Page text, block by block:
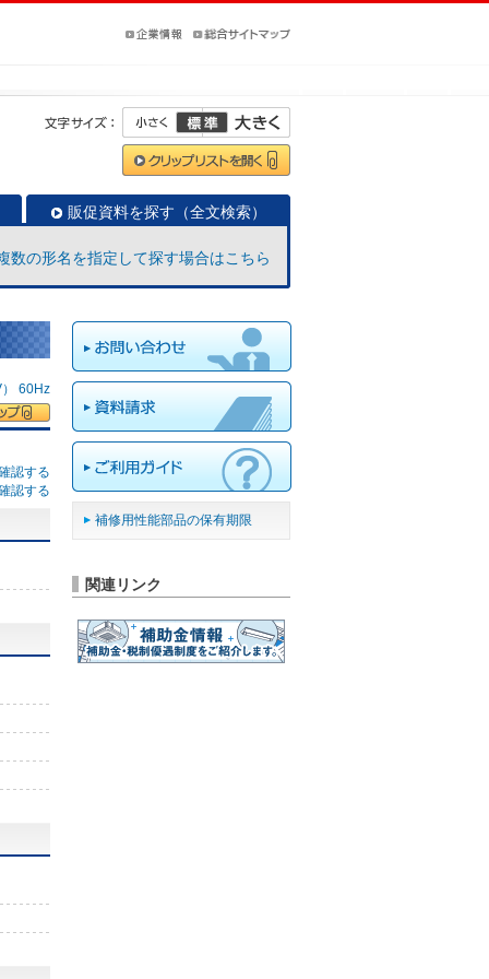
販促資料を探す（全文検索）
数の形名を指定して探す場合はこちら
60Hz
認する
認する
補修用性能部品の保有期限
関連リンク